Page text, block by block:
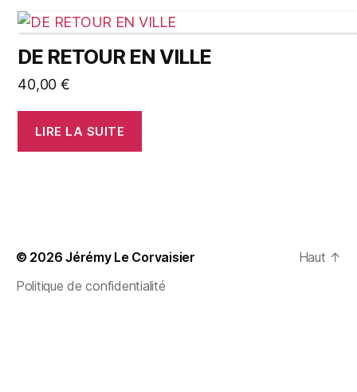
DE RETOUR EN VILLE
40,00 €
LIRE LA SUITE
© 2026Jérémy Le Corvaisier
Politique de confidentialité
Haut ↑